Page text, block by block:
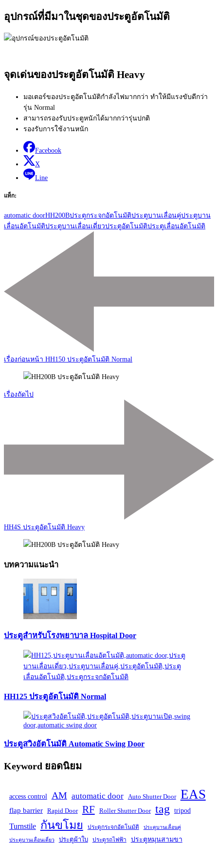
อุปกรณ์ที่มีมาในชุดของประตูอัตโนมัติ
จุดเด่นของประตูอัตโนมัติ Heavy
มอเตอร์ของประตูอัตโนมัติกำลังไฟมากกว่า ทำให้มีแรงขับดีกว่า
รุ่น Normal
สามารถรองรับประตูหนักได้มากกว่ารุ่นปกติ
รองรับการใช้งานหนัก
Facebook
X
Line
แท็ก:
automatic doorHH200Bประตูกระจกอัตโนมัติประตูบานเลื่อนคู่ประตูบาน
เลื่อนอัตโนมัติประตูบานเลื่อนเดี่ยวประตูอัตโนมัติประตูเลื่อนอัตโนมัติ
โพส
เรื่องก่อนหน้า HH150 ประตูอัตโนมัติ Normal
เรื่องถัดไป
HH4S ประตูอัตโนมัติ Heavy
บทความแนะนำ
ประตูสำหรับโรงพยาบาล Hospital Door
HH125 ประตูอัตโนมัติ Normal
ประตูสวิงอัตโนมัติ Automatic Swing Door
Keyword ยอดนิยม
access control AM automatic door Auto Shutter Door EAS
flap barrier Rapid Door RF Roller Shutter Door tag tripod
Turnstile กันขโมย ประตูกระจกอัตโนมัติ ประตูบานเลื่อนคู่
ประตูบานเลื่อนเดี่ยว ประตูผ้าใบ ประตูรถไฟฟ้า ประตูหมุนสามขา